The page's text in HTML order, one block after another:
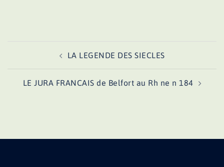
LA LEGENDE DES SIECLES
LE JURA FRANCAIS de Belfort au Rh ne n 184